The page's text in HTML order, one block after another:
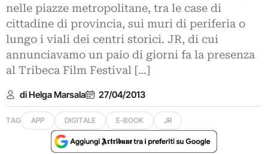
nelle piazze metropolitane, tra le case di
cittadine di provincia, sui muri di periferia o
lungo i viali dei centri storici. JR, di cui
annunciavamo un paio di giorni fa la presenza
al Tribeca Film Festival […]
di Helga Marsala 27/04/2013
TAG APP DIGITALE E-BOOK JR